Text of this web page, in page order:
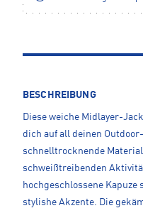
BESCHREIBUNG
Diese weiche Midlayer-
dich auf all deinen
schnelltrocknende
schweißtreibenden
hochgeschlossene
stylishe Akzente. Die